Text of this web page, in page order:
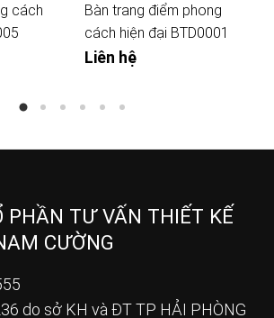
cách
Bàn trang điểm phong
cách hiện đại BTD0001
Liên hệ
PHẦN TƯ VẤN THIẾT KẾ
CƯỜNG
do sở KH và ĐT TP HẢI PHÒNG